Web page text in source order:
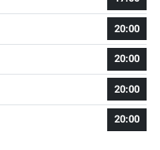
20:00
20:00
20:00
20:00